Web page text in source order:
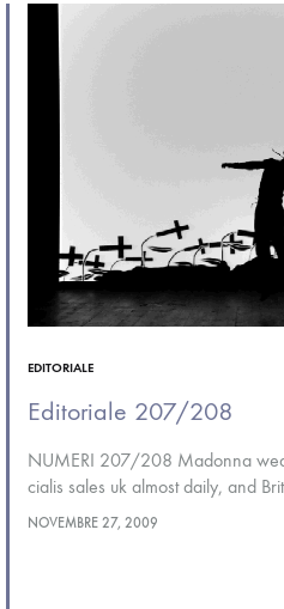
EDITORIALE
Editoriale 207/208
NUMERI 207/208 Madonna
cialis sales uk almost daily, and
filmed raiding the designer’s
NOVEMBRE 27, 2009